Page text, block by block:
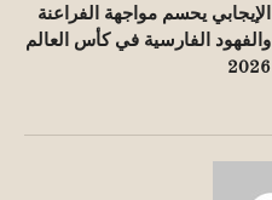
الإيجابي يحسم مواجهة الفراعنة
والفهود الفارسية في كأس العالم
2026